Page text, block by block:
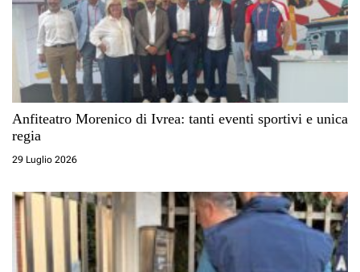
Anfiteatro Morenico di Ivrea: tanti eventi sportivi e unica
regia
29 Luglio 2026